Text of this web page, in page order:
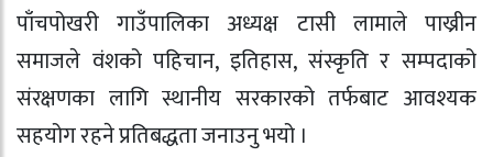
पाँचपोखरी गाउँपालिका अध्यक्ष टासी लामाले पाख्रीन
समाजले वंशको पहिचान, इतिहास, संस्कृति र सम्पदाको
संरक्षणका लागि स्थानीय सरकारको तर्फबाट आवश्यक
सहयोग रहने प्रतिबद्धता जनाउनु भयो ।